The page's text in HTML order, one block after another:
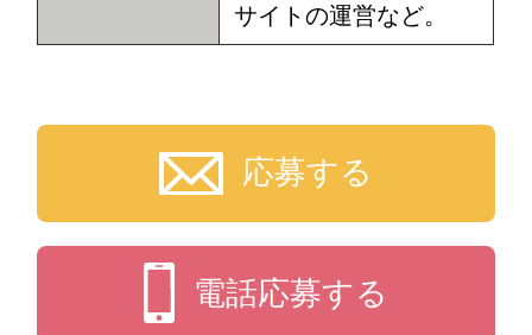
サイトの運営など。
応募する
電話応募する